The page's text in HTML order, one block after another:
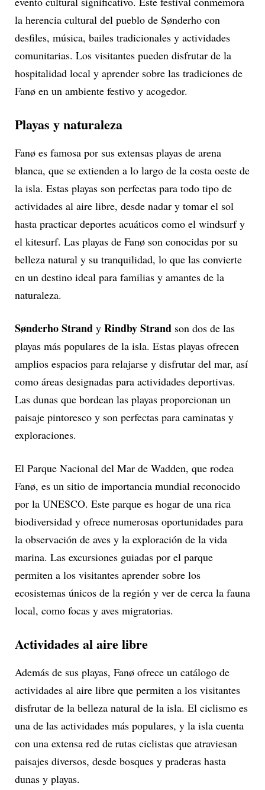
la herencia cultural del pueblo de Sønderho con
desfiles, música, bailes tradicionales y actividades
comunitarias. Los visitantes pueden disfrutar de la
hospitalidad local y aprender sobre las tradiciones de
Fanø en un ambiente festivo y acogedor.
Playas y naturaleza
Fanø es famosa por sus extensas playas de arena
blanca, que se extienden a lo largo de la costa oeste de
la isla. Estas playas son perfectas para todo tipo de
actividades al aire libre, desde nadar y tomar el sol
hasta practicar deportes acuáticos como el windsurf y
el kitesurf. Las playas de Fanø son conocidas por su
belleza natural y su tranquilidad, lo que las convierte
en un destino ideal para familias y amantes de la
naturaleza.
Sønderho Strand y Rindby Strand son dos de las
playas más populares de la isla. Estas playas ofrecen
amplios espacios para relajarse y disfrutar del mar, así
como áreas designadas para actividades deportivas.
Las dunas que bordean las playas proporcionan un
paisaje pintoresco y son perfectas para caminatas y
exploraciones.
El Parque Nacional del Mar de Wadden, que rodea
Fanø, es un sitio de importancia mundial reconocido
por la UNESCO. Este parque es hogar de una rica
biodiversidad y ofrece numerosas oportunidades para
la observación de aves y la exploración de la vida
marina. Las excursiones guiadas por el parque
permiten a los visitantes aprender sobre los
ecosistemas únicos de la región y ver de cerca la fauna
local, como focas y aves migratorias.
Actividades al aire libre
Además de sus playas, Fanø ofrece un catálogo de
actividades al aire libre que permiten a los visitantes
disfrutar de la belleza natural de la isla. El ciclismo es
una de las actividades más populares, y la isla cuenta
con una extensa red de rutas ciclistas que atraviesan
paisajes diversos, desde bosques y praderas hasta
dunas y playas.